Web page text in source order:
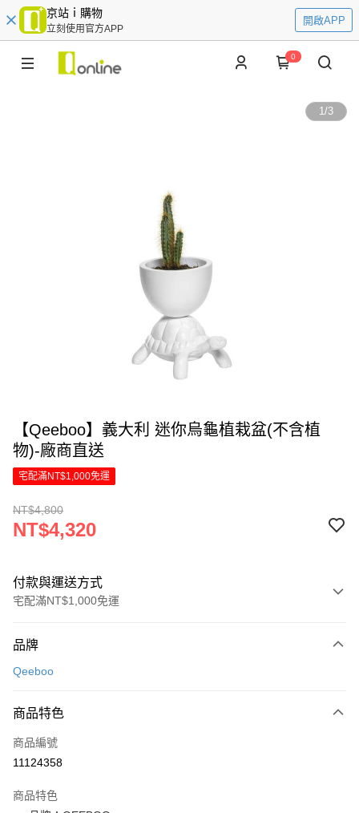
京站ｉ購物
立刻使用官方APP
開啟APP
0
1/3
【Qeeboo】義大利 迷你烏龜植栽盆(不含植
物)-廠商直送
宅配滿NT$1,000免運
NT$4,800
NT$4,320
付款與運送方式
宅配滿NT$1,000免運
信用卡一次付款
Apple Pay
街口支付
Google Pay
品牌
Qeeboo
商品特色
商品編號
11124358
商品特色